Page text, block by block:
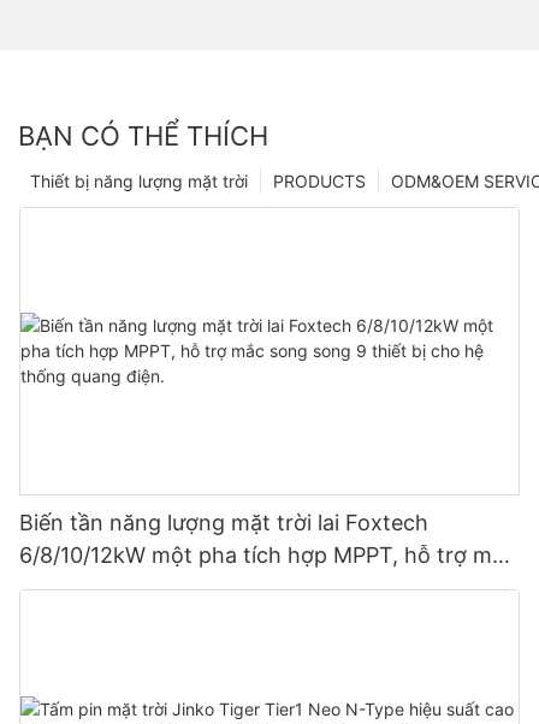
BẠN CÓ THỂ THÍCH
ODM&OEM
PRODUCTS
Thiết bị năng lượng mặt trời
Biến tần năng lượng mặt trời lai Foxtech
6/8/10/12kW một pha tích hợp MPPT, hỗ trợ mắc
song song 9 thiết bị cho hệ thống quang điện.